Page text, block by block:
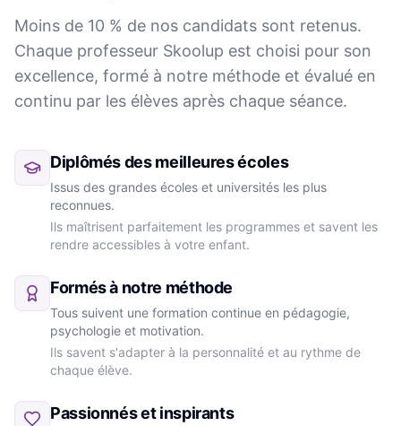
Moins de 10 % de nos candidats sont retenus.
Chaque professeur Skoolup est choisi pour son
excellence, formé à notre méthode et évalué en
continu par les élèves après chaque séance.
Diplômés des meilleures écoles
Issus des grandes écoles et universités les plus
reconnues.
Ils maîtrisent parfaitement les programmes et savent les
rendre accessibles à votre enfant.
Formés à notre méthode
Tous suivent une formation continue en pédagogie,
psychologie et motivation.
Ils savent s'adapter à la personnalité et au rythme de
chaque élève.
Passionnés et inspirants